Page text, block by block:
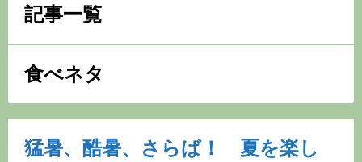
ト
森」
コ
記事一覧
食べネタ
猛暑、酷暑、さらば！ 夏を楽し